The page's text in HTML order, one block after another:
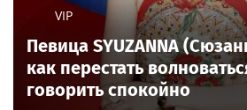
VIP
Певица SYUZANNA
как перестать
говорить спокойно